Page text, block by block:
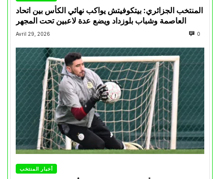
المنتخب الجزائري: بيتكوفيتش يواكب نهائي الكأس بين اتحاد
العاصمة وشباب بلوزداد ويضع عدة لاعبين تحت المجهر
Avril 29, 2026 0
أخبار المنتخب